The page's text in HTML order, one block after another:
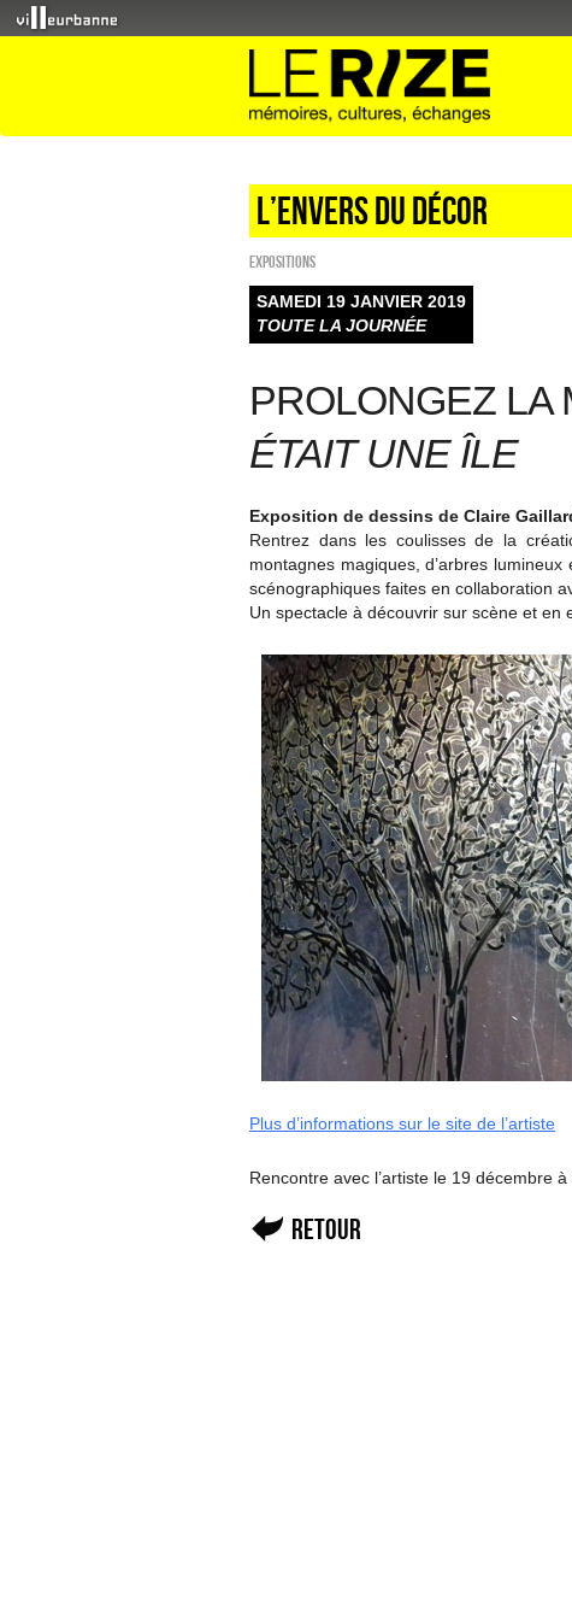
L’envers du décor
EXPOSITIONS
SAMEDI 19 JANVIER 2019
TOUTE LA JOURNÉE
PROLONGEZ LA
ÉTAIT UNE ÎLE
Exposition de dessins de Claire
Rentrez dans les coulisses de la
montagnes magiques, d’arbres
scénographiques faites en collaboration
Un spectacle à découvrir sur scène et en
Plus d’informations sur le site de l’artiste
Rencontre avec l’artiste le 19 décembre
Retour